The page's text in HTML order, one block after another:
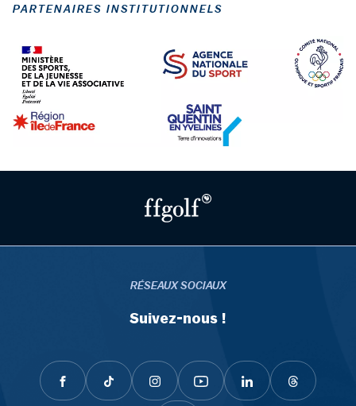
PARTENAIRES INSTITUTIONNELS
RÉSEAUX SOCIAUX
Suivez-nous !